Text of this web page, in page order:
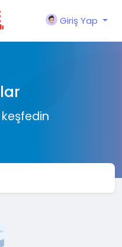
Giriş Yap